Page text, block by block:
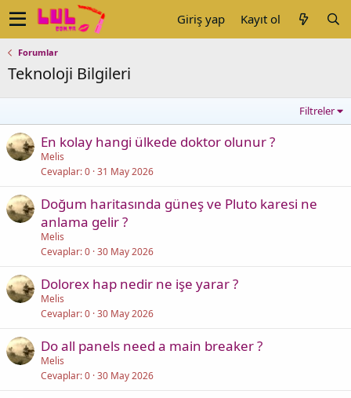
Giriş yap Kayıt ol
Forumlar
Teknoloji Bilgileri
Filtreler
En kolay hangi ülkede doktor olunur ?
Melis
Cevaplar 0 31 May 2026
Doğum haritasında güneş ve Pluto karesi ne
anlama gelir ?
Melis
Cevaplar 0 30 May 2026
Dolorex hap nedir ne işe yarar ?
Melis
Cevaplar 0 30 May 2026
Do all panels need a main breaker ?
Melis
Cevaplar 0 30 May 2026